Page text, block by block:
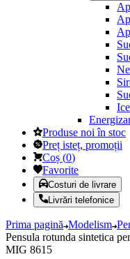
Produse noi în stoc
Preț isteț, promoții
Coș (0)
Favorite
Costuri de livrare
Livrări telefonice
Prima pagină Modelism
Pensula rotunda sintetica
MIG 8615